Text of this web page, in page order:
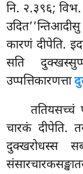
नि. २.३९६;
कारणं दीपेति.
सति
उप्पत्तिकारणत्ता
ततियसच्चं
चारकं दीपेति.
दुक्खरोधस्स